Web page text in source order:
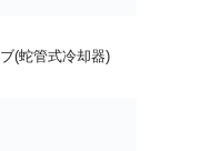
(蛇管式冷却器)